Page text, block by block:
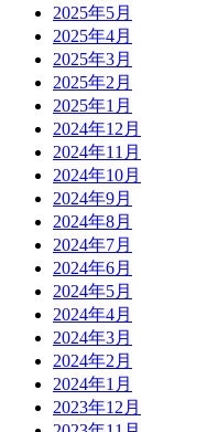
2025年5月
2025年4月
2025年3月
2025年2月
2025年1月
2024年12月
2024年11月
2024年10月
2024年9月
2024年8月
2024年7月
2024年6月
2024年5月
2024年4月
2024年3月
2024年2月
2024年1月
2023年12月